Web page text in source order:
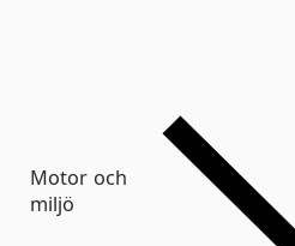
Motor och
miljö